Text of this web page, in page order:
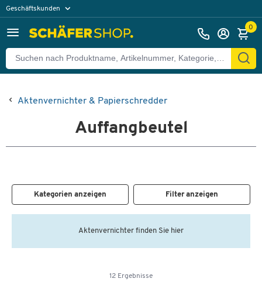
Geschäftskunden
0
Aktenvernichter & Papierschredder
Auffangbeutel
Kategorien anzeigen Filter anzeigen
Aktenvernichter finden Sie hier
12 Ergebnisse